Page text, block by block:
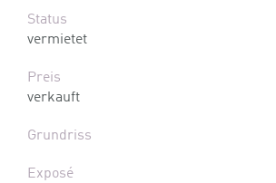
Status
vermietet
Preis
verkauft
Grundriss
Exposé